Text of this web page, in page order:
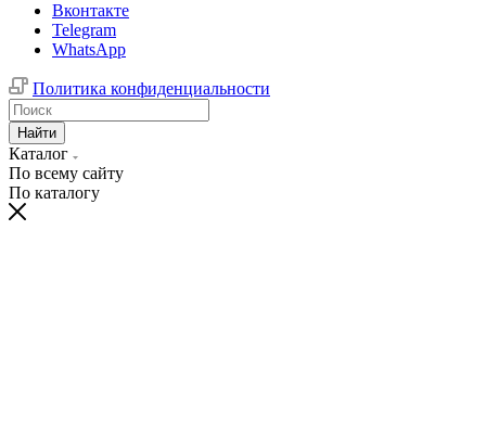
Вконтакте
Telegram
WhatsApp
Политика конфиденциальности
Найти
Каталог
По всему сайту
По каталогу